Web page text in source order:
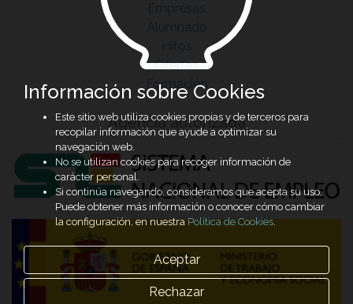
Empresas
Alumnado
Hitos
Ofertas
Formación
Agencia autorizada
Información sobre Cookies
Este sitio web utiliza cookies propias y de terceros para
recopilar información que ayude a optimizar su
navegación web.
No se utilizan cookies para recoger información de
carácter personal.
Si continúa navegando, consideramos que acepta su uso.
Puede obtener más información o conocer cómo cambiar
la configuración, en nuestraPolítica de Cookies.
Aceptar
Rechazar